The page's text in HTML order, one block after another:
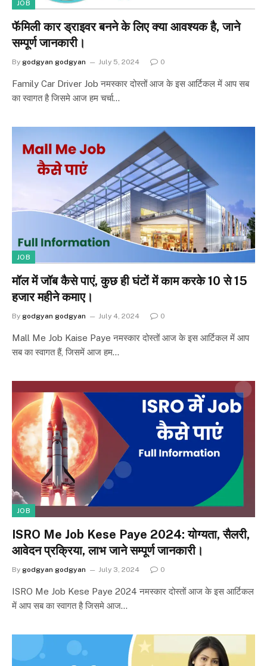
JOB
फॅमिली कार ड्राइवर बनने के लिए क्या आवश्यक है, जाने
सम्पूर्ण जानकारी।
By godgyan godgyan July 5, 2024 0
Family Car Driver Job नमस्कार दोस्तों आज के इस आर्टिकल में आप सब
का स्वागत है जिसमे आज हम चर्चा…
JOB
मॉल में जॉब कैसे पाएं, कुछ ही घंटों में काम करके 10 से 15
हजार महीने कमाए।
By godgyan godgyan July 4, 2024 0
Mall Me Job Kaise Paye नमस्कार दोस्तों आज के इस आर्टिकल में आप
सब का स्वागत हैं, जिसमें आज हम…
JOB
ISRO Me Job Kese Paye 2024: योग्यता, सैलरी,
आवेदन प्रक्रिया, लाभ जाने सम्पूर्ण जानकारी।
By godgyan godgyan July 3, 2024 0
ISRO Me Job Kese Paye 2024 नमस्कार दोस्तों आज के इस आर्टिकल
में आप सब का स्वागत है जिसमे आज…